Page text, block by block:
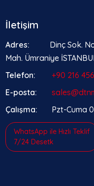
İletişim
Adres:
Dinç Sok.
Mah. Ümraniye
Telefon:
+90 216
E-posta:
Çalışma:
Pzt-Cuma
WhatsApp ile Hızlı Teklif
7/24 Desetk